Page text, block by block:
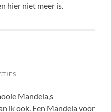
hier niet meer is.
Mandela,s
ik ook. Een Mandela voor